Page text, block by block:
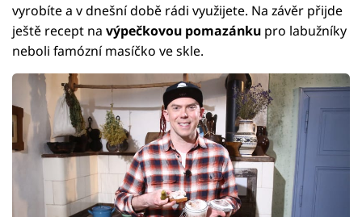
vyrobíte a v dnešní době rádi využijete. Na závěr přijde
ještě recept na výpečkovou pomazánku pro labužníky
neboli famózní masíčko ve skle.